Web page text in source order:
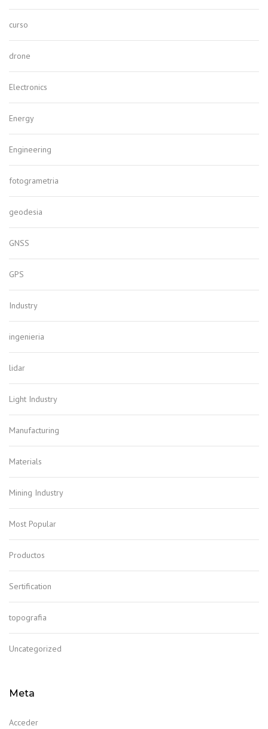
curso
drone
Electronics
Energy
Engineering
fotogrametria
geodesia
GNSS
GPS
Industry
ingenieria
lidar
Light Industry
Manufacturing
Materials
Mining Industry
Most Popular
Productos
Sertification
topografia
Uncategorized
Meta
Acceder